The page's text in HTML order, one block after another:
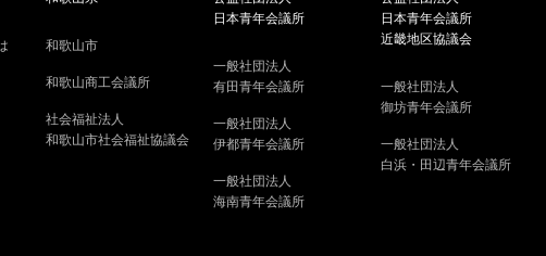
和歌山市
和歌山商工会議所
社会福祉法人
和歌山市社会福祉協議会
日本青年会議所
一般社団法人
有田青年会議所
一般社団法人
伊都青年会議所
一般社団法人
海南青年会議所
日本青年会議所
近畿地区協議会
一般社団法人
御坊青年会議所
一般社団法人
白浜・田辺青年会議所